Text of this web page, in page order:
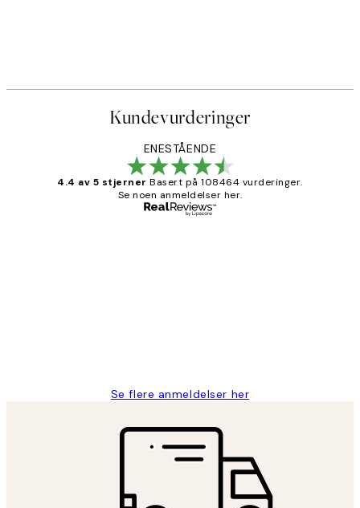
Kundevurderinger
ENESTÅENDE
4.4 av 5 stjerner Basert på 108464 vurderinger.
Se noen anmeldelser her.
Se flere anmeldelser her